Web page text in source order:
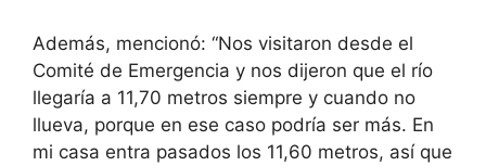
Además, mencionó: “Nos visitaron desde el
Comité de Emergencia y nos dijeron que el río
llegaría a 11,70 metros siempre y cuando no
llueva, porque en ese caso podría ser más. En
mi casa entra pasados los 11,60 metros, así que